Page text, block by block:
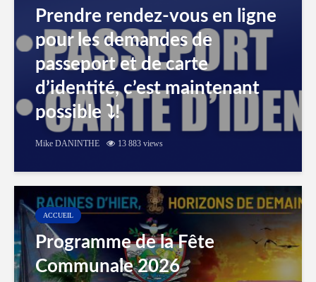
Prendre rendez-vous en ligne
pour les demandes de
passeport et de carte
d’identité, c’est maintenant
possible ⤵️!
Mike DANINTHE 13 883 views
ACCUEIL
Programme de la Fête
Communale 2026